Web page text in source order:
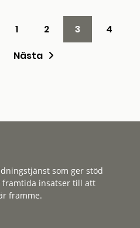
1 2 3
4
Nästa
som ger stöd
framtida insatser till att
framme.